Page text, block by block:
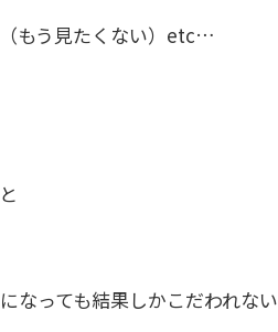
もう見たくない）etc…
なっても結果しかこだわれない